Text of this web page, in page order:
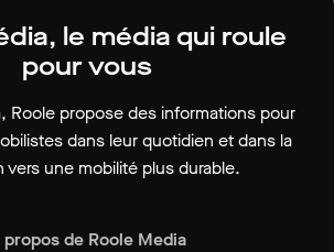
le média qui roule
pour vous
Roole propose des informations pour
dans leur quotidien et dans la
vers une mobilité plus durable.
propos de Roole Media